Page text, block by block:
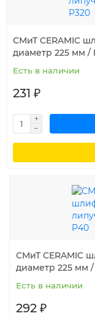
СМиТ CERAMIC
диаметр 225 мм /
Есть в наличии
231 ₽
СМиТ CERAMIC
диаметр 225 мм
Есть в наличии
292 ₽